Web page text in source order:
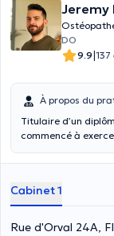
Jeremy
DO
9.9|137
À propos du
Titulaire d’un
commencé à
(IAO) où il a suivi
avec une prise en
pointue des
spécialisé dans le
Cabinet 1
Rue d'Orval 24A,